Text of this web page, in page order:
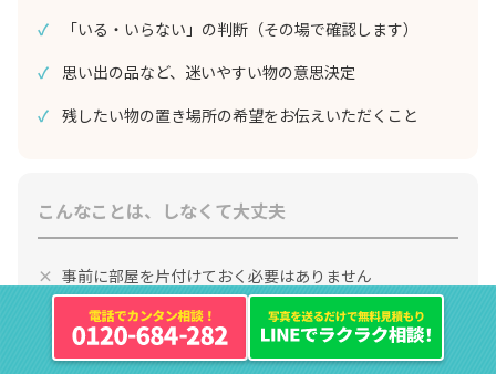
「いる・いらない」の判断（その場で確認します）
思い出の品など、迷いやすい物の意思決定
残したい物の置き場所の希望をお伝えいただくこと
こんなことは、しなくて大丈夫
事前に部屋を片付けておく必要はありません
重い物を運ぶ・分別作業は不要です
お茶出しなどの気遣いも一切不要です